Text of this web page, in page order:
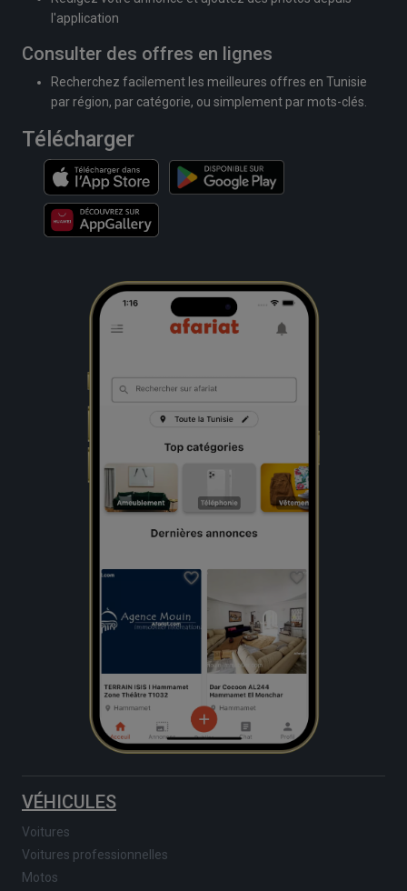
l'application
Consulter des offres en lignes
Recherchez facilement les meilleures offres en Tunisie
par région, par catégorie, ou simplement par mots-clés.
Télécharger
VÉHICULES
Voitures
Voitures professionnelles
Motos